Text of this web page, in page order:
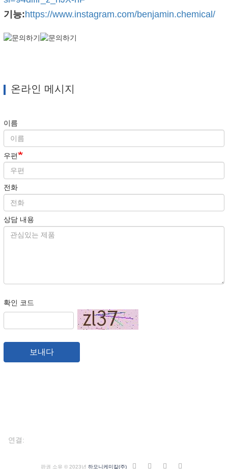
기능:https://www.instagram.com/benjamin.chemical/
온라인 메시지
이름
우편
전화
상담 내용
확인 코드
보내다
연결:
판권 소유 © 2023년 하모니케미칼(주)